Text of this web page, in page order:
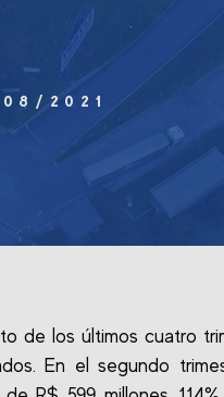
2021
de los últimos cuatro
En el segundo